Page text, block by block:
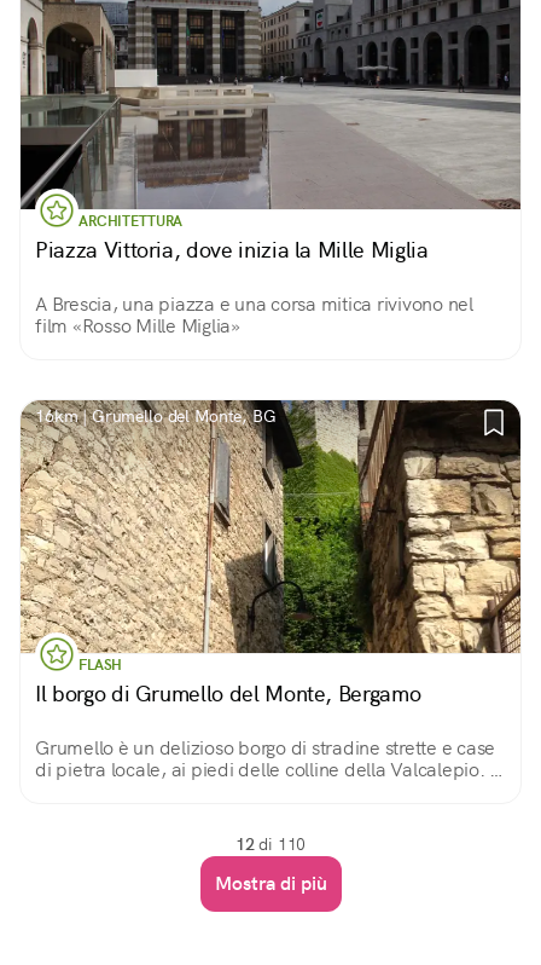
ARCHITETTURA
Piazza Vittoria, dove inizia la Mille Miglia
A Brescia, una piazza e una corsa mitica rivivono nel
film «Rosso Mille Miglia»
16km | Grumello del Monte, BG
FLASH
Il borgo di Grumello del Monte, Bergamo
Grumello è un delizioso borgo di stradine strette e case
di pietra locale, ai piedi delle colline della Valcalepio. A
12di 110
Mostra di più